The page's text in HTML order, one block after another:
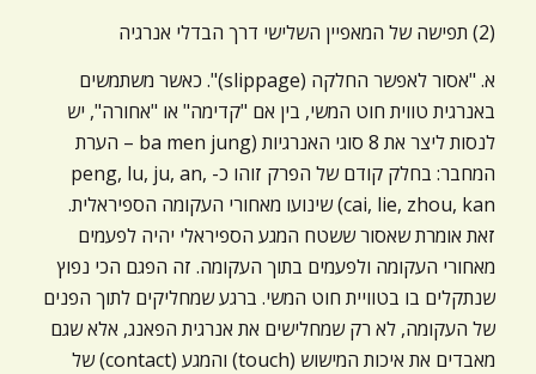
(2) תפישה של המאפיין השלישי דרך הבדלי אנרגיה
א. "אסור לאפשר החלקה (slippage)". כאשר משתמשים
באנרגית טווית חוט המשי, בין אם "קדימה" או "אחורה", יש
לנסות ליצר את 8 סוגי האנרגיות (ba men jung – הערת
המחבר: בחלק קודם של הפרק זוהו כ- peng, lu, ju, an,
cai, lie, zhou, kan) שינועו מאחורי העקומה הספיראלית.
זאת אומרת שאסור ששטח המגע הספיראלי יהיה לפעמים
מאחורי העקומה ולפעמים בתוך העקומה. זה הפגם הכי נפוץ
שנתקלים בו בטוויית חוט המשי. ברגע שמחליקים לתוך הפנים
של העקומה, לא רק שמחלישים את אנרגית הפאנג, אלא שגם
מאבדים את איכות המישוש (touch) והמגע (contact) של